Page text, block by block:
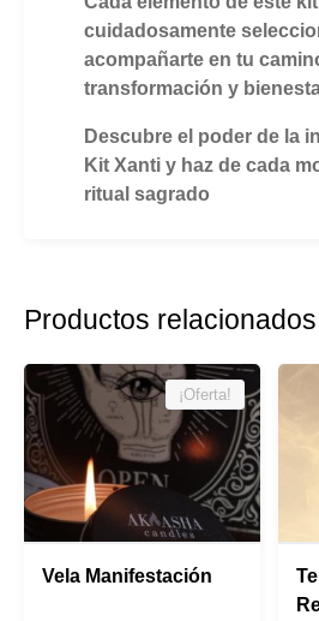
cuidadosamente
acompañarte en tu
transformación y
Descubre el poder de la
Kit Xanti y haz de cada
ritual sagrado
Productos relacionados
¡Oferta!
Vela Manifestación